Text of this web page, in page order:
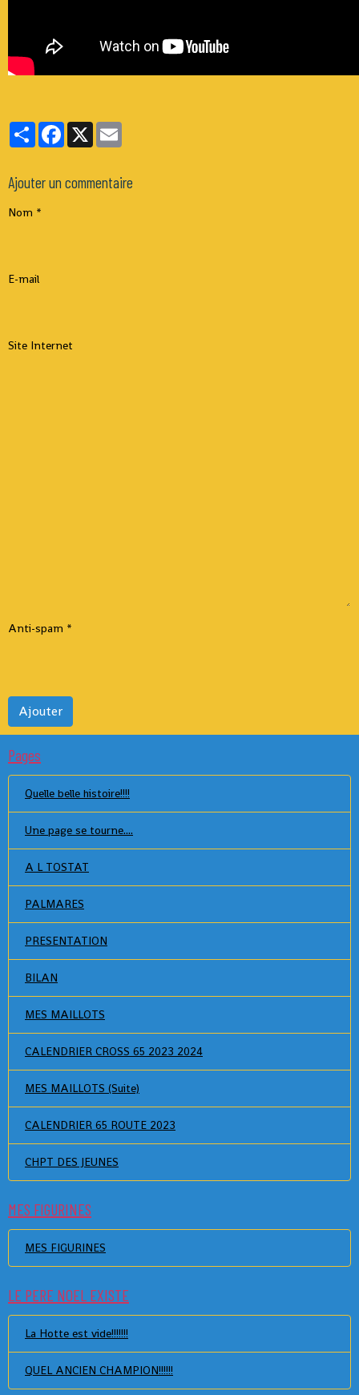
PartagerFacebook
X
Ajouter un commentaire
Nom
E-mail
Site Internet
Anti-spam
Ajouter
Pages
Quelle belle histoire!!!!
Une page se tourne....
A L TOSTAT
PALMARES
PRESENTATION
BILAN
MES MAILLOTS
CALENDRIER CROSS 65 2023 2024
MES MAILLOTS (Suite)
CALENDRIER 65 ROUTE 2023
CHPT DES JEUNES
MES FIGURINES
MES FIGURINES
LE PERE NOEL EXISTE
La Hotte est vide!!!!!!!
QUEL ANCIEN CHAMPION!!!!!!